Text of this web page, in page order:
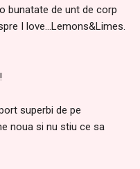
bunatate de unt de corp
I love...Lemons&Limes.
superbi de pe
noua si nu stiu ce sa